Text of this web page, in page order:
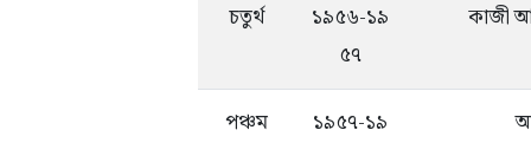
চতুর্থ
১৯৫৬-১৯
৫৭
কাজী
পঞ্চম
১৯৫৭-১৯